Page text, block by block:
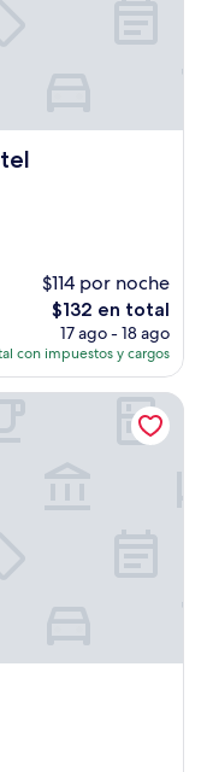
$114 por noche
El
precio
actual
es
de
$132 en total
17 ago - 18 ago
con impuestos y cargos